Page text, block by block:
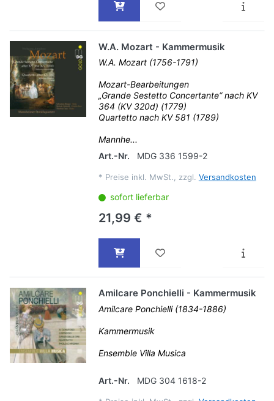
W.A. Mozart - Kammermusik
W.A. Mozart (1756-1791)
Mozart-Bearbeitungen
„Grande Sestetto Concertante“ nach KV
364 (KV 320d) (1779)
Quartetto nach KV 581 (1789)
Mannhe...
Art.-Nr.
MDG 336 1599-2
* Preise inkl. MwSt., zzgl. Versandkosten
sofort lieferbar
21,99 € *
Amilcare Ponchielli - Kammermusik
Amilcare Ponchielli (1834-1886)
Kammermusik
Ensemble Villa Musica
Art.-Nr. MDG 304 1618-2